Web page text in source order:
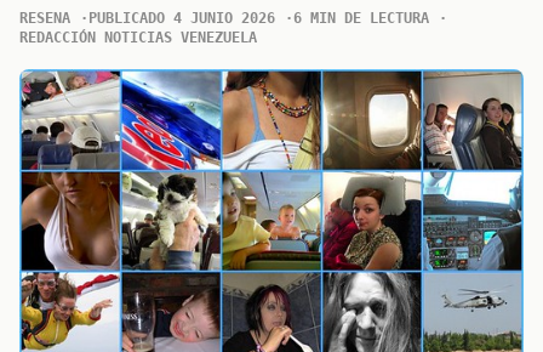
RESENA PUBLICADO 4 JUNIO 2026
6 MIN DE LECTURA
REDACCIÓN NOTICIAS VENEZUELA